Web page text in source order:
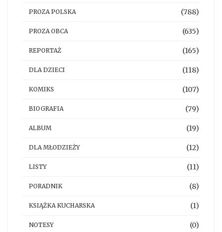
PROZA POLSKA (788)
PROZA OBCA (635)
REPORTAŻ (165)
DLA DZIECI (118)
KOMIKS (107)
BIOGRAFIA (79)
ALBUM (19)
DLA MŁODZIEŻY (12)
LISTY (11)
PORADNIK (8)
KSIĄŻKA KUCHARSKA (1)
NOTESY (0)